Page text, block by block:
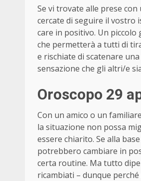
Se vi trovate alle prese
cercate di seguire il vostro
care in positivo. Un
che permetterà a tutti di
e rischiate di scatenare
sensazione che gli altri/e
Oroscopo 29
Con un amico o un
la situazione non possa
essere chiarito. Se alla
potrebbero cambiare in
certa routine. Ma tutto
ricambiati – dunque